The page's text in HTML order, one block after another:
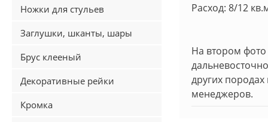
Ножки для стульев
Заглушки, шканты, шары
Брус клееный
Декоративные рейки
Кромка
Расход: 8/12
На втором фото
других
менеджеров.